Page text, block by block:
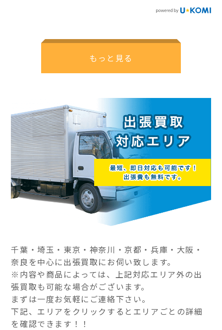
もっと見る
千葉・埼玉・東京・神奈川・京都・兵庫・大阪・
奈良を中心に出張買取にお伺い致します。
※内容や商品によっては、上記対応エリア外の出
張買取も可能な場合がございます。
まずは一度お気軽にご連絡下さい。
下記、エリアをクリックするとエリアごとの詳細
を確認できます！！